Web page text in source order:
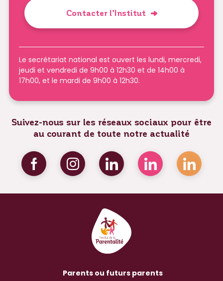
Contacter l’Institut
Le secrétariat national est ouvert les lundi, mercredi,
jeudi et vendredi de 9h00 à 12h30 et de 14h00 à
17h00, et le mardi de 9h00 à 12h30.
Suivez-nous sur les réseaux sociaux pour être
au courant de toute notre actualité
Parents ou futurs parents